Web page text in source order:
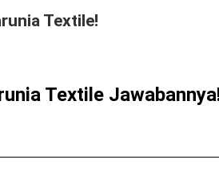
Textile!
Textile